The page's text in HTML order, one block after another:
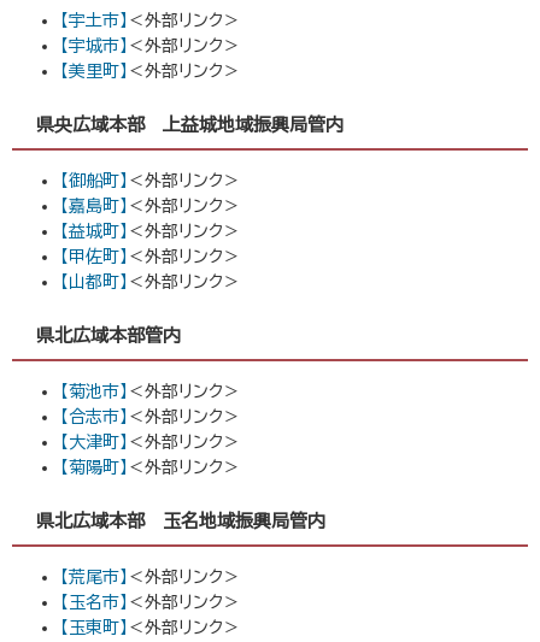
【宇土市】 ＜外部リンク＞
【宇城市】 ＜外部リンク＞
【美里町】 ＜外部リンク＞
県央広域本部 上益城地域振興局管内
【御船町】 ＜外部リンク＞
【嘉島町】 ＜外部リンク＞
【益城町】 ＜外部リンク＞
【甲佐町】 ＜外部リンク＞
【山都町】 ＜外部リンク＞
県北広域本部管内
【菊池市】 ＜外部リンク＞
【合志市】 ＜外部リンク＞
【大津町】 ＜外部リンク＞
【菊陽町】 ＜外部リンク＞
県北広域本部 玉名地域振興局管内
【荒尾市】 ＜外部リンク＞
【玉名市】 ＜外部リンク＞
【玉東町】 ＜外部リンク＞